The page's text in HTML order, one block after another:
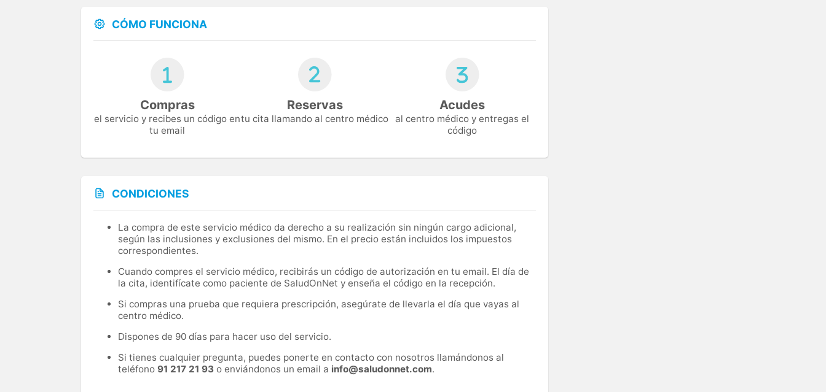
CÓMO FUNCIONA
Compras
el servicio y recibes un código en
tu email
Reservas
tu cita llamando al centro médico
Acudes
al centro médico y entregas el
código
CONDICIONES
La compra de este servicio médico da derecho a su realización sin ningún cargo adicional,
según las inclusiones y exclusiones del mismo. En el precio están incluidos los impuestos
correspondientes.
Cuando compres el servicio médico, recibirás un código de autorización en tu email. El día de
la cita, identifícate como paciente de SaludOnNet y enseña el código en la recepción.
Si compras una prueba que requiera prescripción, asegúrate de llevarla el día que vayas al
centro médico.
Dispones de 90 días para hacer uso del servicio.
Si tienes cualquier pregunta, puedes ponerte en contacto con nosotros llamándonos al
teléfono 91 217 21 93 o enviándonos un email a info@saludonnet.com.